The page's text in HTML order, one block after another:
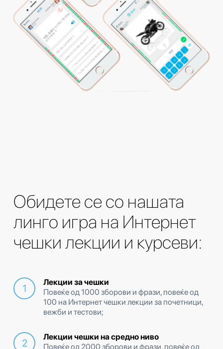
Обидете се со нашата
линго игра на Интернет
чешки лекции и курсеви:
Лекции за чешки
Повеќе од 1000 зборови и фрази, повеќе од
100 на Интернет чешки лекции за почетници,
вежби и тестови;
Лекции чешки на средно ниво
Повеќе од 2000 зборови и фрази, повеќе од